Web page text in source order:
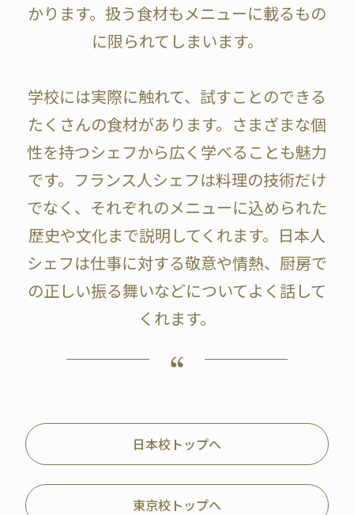
かります。扱う食材もメニューに載るもの
に限られてしまいます。
学校には実際に触れて、試すことのできる
たくさんの食材があります。さまざまな個
性を持つシェフから広く学べることも魅力
です。フランス人シェフは料理の技術だけ
でなく、それぞれのメニューに込められた
歴史や文化まで説明してくれます。日本人
シェフは仕事に対する敬意や情熱、厨房で
の正しい振る舞いなどについてよく話して
くれます。
日本校トップへ
東京校トップへ